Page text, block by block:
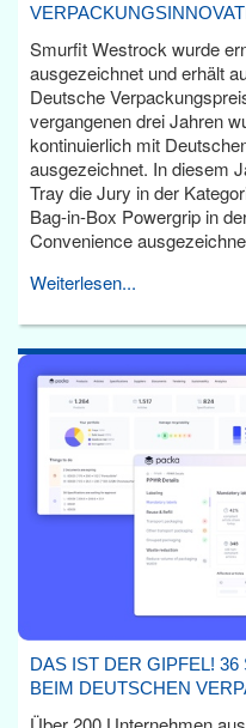
Smurfit Westrock wurde
ausgezeichnet und erhält
Deutsche
vergangenen drei Jahren
kontinuierlich mit
ausgezeichnet. In diesem
Tray die Jury in der
Bag-in-Box Powergrip in
Convenience
Weiterlesen...
DAS IST DER GIPFEL!
BEIM DEUTSCHEN